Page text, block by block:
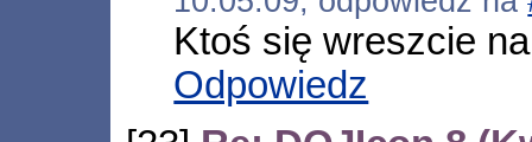
Ktoś się wreszcie
Odpowiedz